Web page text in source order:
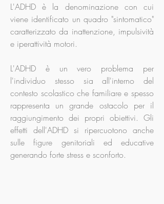
L'ADHD è la denominazione con cui
viene identificato un quadro "sintomatico"
caratterizzato da inattenzione, impulsività
e iperattività motori.
L'ADHD è un vero problema per
l'individuo stesso sia all'interno del
contesto scolastico che familiare e spesso
rappresenta un grande ostacolo per il
raggiungimento dei propri obiettivi. Gli
effetti dell'ADHD si ripercuotono anche
sulle figure genitoriali ed educative
generando forte stress e sconforto.